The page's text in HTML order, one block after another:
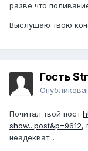
разве что
Выслушаю твою
Гость
Почитал твой пост
show...post&p=9612,
неадекват...